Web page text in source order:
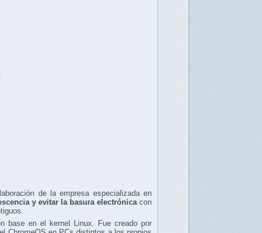
de la empresa especializada en
y evitar la basura electrónicacon
base en el kernel Linux. Fue creado por